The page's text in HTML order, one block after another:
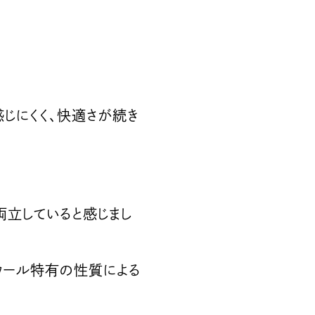
くく、快適さが続き
していると感じまし
ール特有の性質による